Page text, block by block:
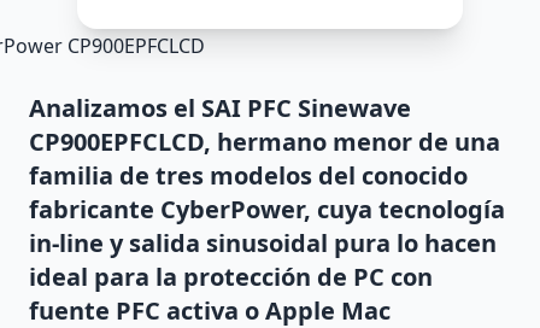
Analizamos el SAI PFC Sinewave
CP900EPFCLCD, hermano menor de una
familia de tres modelos del conocido
fabricante CyberPower, cuya tecnología
in-line y salida sinusoidal pura lo hacen
ideal para la protección de PC con
fuente PFC activa o Apple Mac